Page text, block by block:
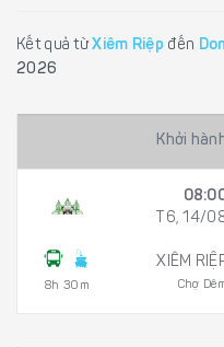
Kết quả từXiêm Riệp đến
2026
Khởi
8h 30m
T6, 14/
XIÊM
Chợ